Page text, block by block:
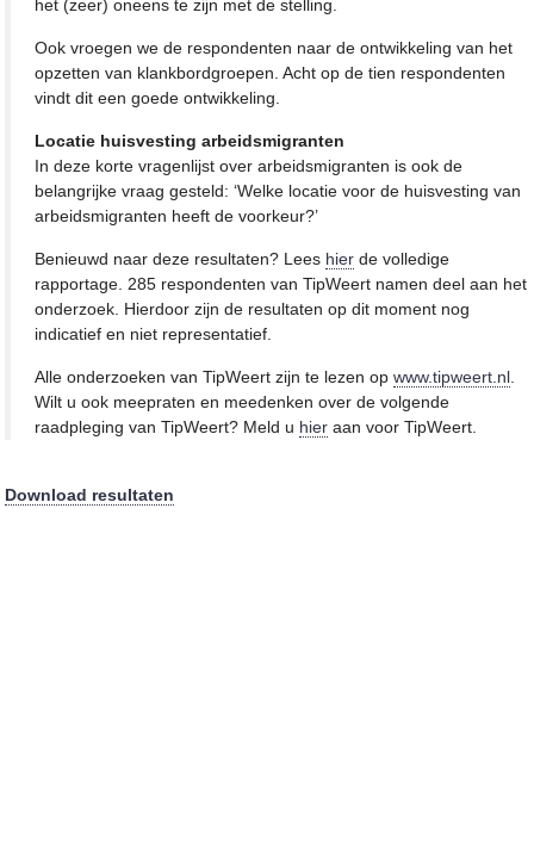
het (zeer) oneens te zijn met de stelling.
Ook vroegen we de respondenten naar de ontwikkeling van het
opzetten van klankbordgroepen. Acht op de tien respondenten
vindt dit een goede ontwikkeling.
Locatie huisvesting arbeidsmigranten
In deze korte vragenlijst over arbeidsmigranten is ook de
belangrijke vraag gesteld: ‘Welke locatie voor de huisvesting van
arbeidsmigranten heeft de voorkeur?’
Benieuwd naar deze resultaten? Lees hier de volledige
rapportage. 285 respondenten van TipWeert namen deel aan het
onderzoek. Hierdoor zijn de resultaten op dit moment nog
indicatief en niet representatief.
Alle onderzoeken van TipWeert zijn te lezen opwww.tipweert.nl
Wilt u ook meepraten en meedenken over de volgende
raadpleging van TipWeert? Meld u hier aan voor TipWeert.
Download resultaten